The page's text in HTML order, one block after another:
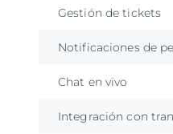
Gestión de tickets
Notificaciones de
Chat en vivo
Integración con